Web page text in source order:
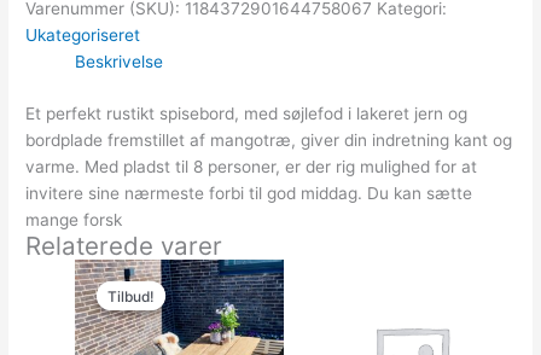
Varenummer (SKU): 1184372901644758067 Kategori:
Ukategoriseret
Beskrivelse
Et perfekt rustikt spisebord, med søjlefod i lakeret jern og
bordplade fremstillet af mangotræ, giver din indretning kant og
varme. Med pladst til 8 personer, er der rig mulighed for at
invitere sine nærmeste forbi til god middag. Du kan sætte
mange forsk
Relaterede varer
Tilbud!
Tilbud!
Den
oprindelige
pris
var:
8,999.00kr..
Den
aktuelle
pris
er:
7,650.00kr..